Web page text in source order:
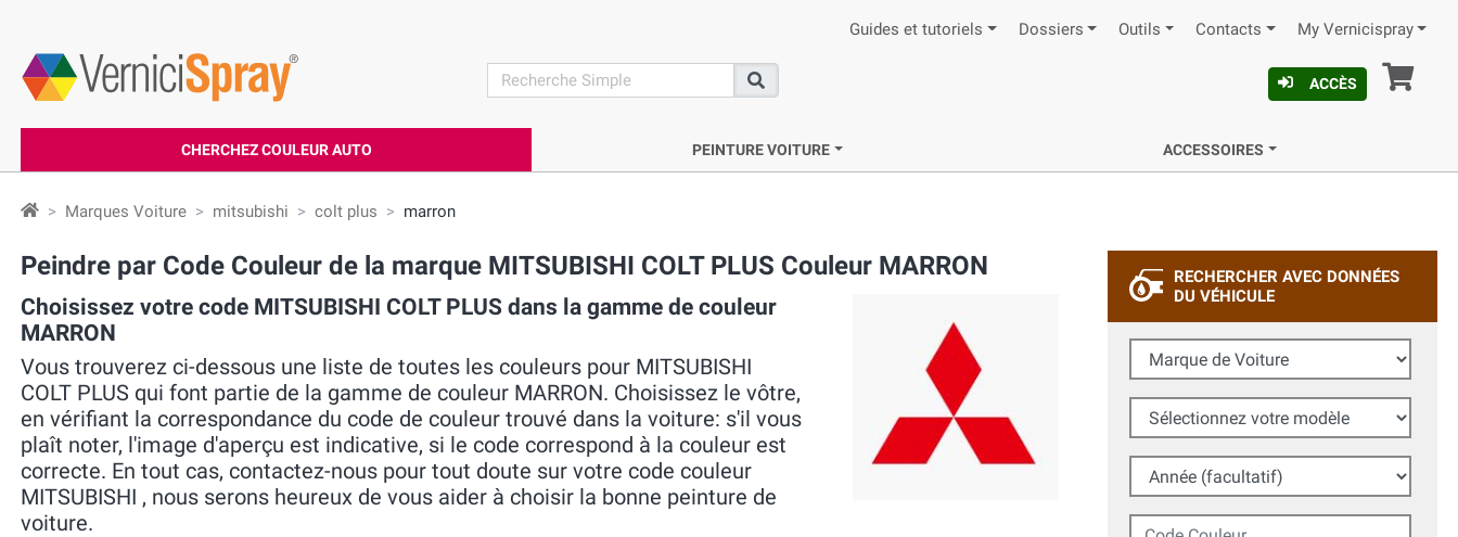
Guides et tutoriels Dossiers Outils Contacts My Vernicispray
search
Recherche
ACCÈS
CHERCHEZ COULEUR AUTO PEINTURE VOITURE ACCESSOIRES
Marques Voiture mitsubishi colt plus marron
Peindre par Code Couleur de la marque MITSUBISHI COLT PLUS Couleur MARRON
Choisissez votre code MITSUBISHI COLT PLUS dans la gamme de couleur
MARRON
Vous trouverez ci-dessous une liste de toutes les couleurs pour MITSUBISHI
COLT PLUS qui font partie de la gamme de couleur MARRON. Choisissez le vôtre,
en vérifiant la correspondance du code de couleur trouvé dans la voiture: s'il vous
plaît noter, l'image d'aperçu est indicative, si le code correspond à la couleur est
correcte. En tout cas, contactez-nous pour tout doute sur votre code couleur
MITSUBISHI , nous serons heureux de vous aider à choisir la bonne peinture de
voiture.
RECHERCHER AVEC DONNÉES
DU VÉHICULE
Marque de Voiture
Sélectionnez votre modèle
Année (facultatif)
Code Couleur